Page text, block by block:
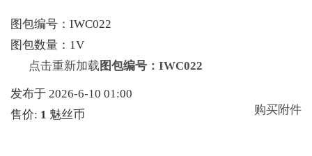
图包编号：IWC022
图包数量：1V
点击重新加载 图包编号：IWC022
发布于 2026-6-10 01:00
售价: 1 魅丝币 购买附件